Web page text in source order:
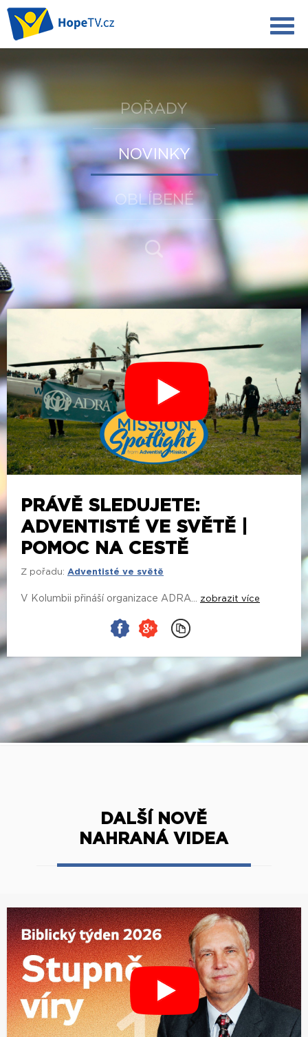
POŘADY
NOVINKY
OBLÍBENÉ
PRÁVĚ SLEDUJETE:
ADVENTISTÉ VE SVĚTĚ |
POMOC NA CESTĚ
Z pořadu: Adventisté ve světě
V Kolumbii přináší organizace ADRA... zobrazit více
DALŠÍ NOVĚ
NAHRANÁ VIDEA